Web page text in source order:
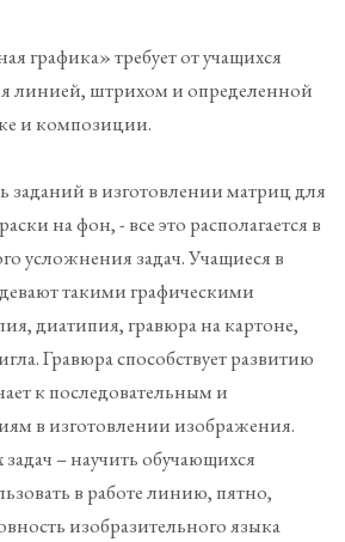
графика» требует от учащихся
линией, штрихом и определенной
и композиции.
заданий в изготовлении матриц для
на фон, - все это располагается в
усложнения задач. Учащиеся в
такими графическими
диатипия, гравюра на картоне,
Гравюра способствует развитию
к последовательным и
в изготовлении изображения.
– научить обучающихся
в работе линию, пятно,
изобразительного языка